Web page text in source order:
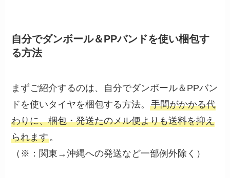
自分でダンボール＆PPバンドを使い梱包す
る方法
まずご紹介するのは、自分でダンボール＆PPバン
ドを使いタイヤを梱包する方法。手間がかかる代
わりに、梱包・発送たのメル便よりも送料を抑え
られます。
（※：関東→沖縄への発送など一部例外除く）